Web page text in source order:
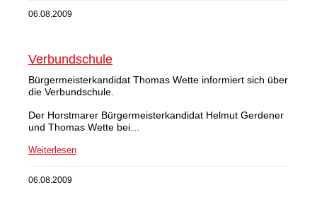
06.08.2009
Verbundschule
Bürgermeisterkandidat Thomas Wette informiert sich über
die Verbundschule.
Der Horstmarer Bürgermeisterkandidat Helmut Gerdener
und Thomas Wette bei…
Weiterlesen
06.08.2009